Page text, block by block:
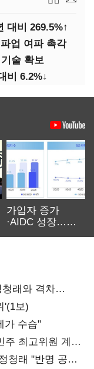
대비 269.5%↑
업 여파 촉각
술 확보
비 6.2%↓
가입자 증가
·AIDC 성장…
래와 격차
'(1보)
가 수습"
최고위원 계파
청래 "반명 공세